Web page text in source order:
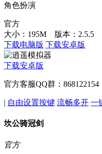
角色扮演
官方
大小：195M 版本：2.5.5
下载电脑版 下载安卓版
下载安卓版
官方客服QQ群：868122154
| 自由设置按键 流畅多开 一
坎公骑冠剑
官方